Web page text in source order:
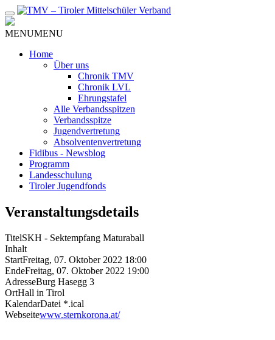
Zum
Inhalt
MENUMENU
Home
Über uns
Chronik TMV
Chronik LVL
Ehrungstafel
Alle Verbandsspitzen
Verbandsspitze
Jugendvertretung
Absolventenvertretung
Fidibus - Newsblog
Programm
Landesschulung
Tiroler Jugendfonds
Veranstaltungsdetails
TitelSKH - Sektempfang Maturaball
Inhalt
StartFreitag, 07. Oktober 2022 18:00
EndeFreitag, 07. Oktober 2022 19:00
AdresseBurg Hasegg 3
OrtHall in Tirol
KalendarDatei *.ical
Webseitewww.sternkorona.at/